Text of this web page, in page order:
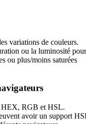
variations de couleurs.
ou la luminosité pour
ou plus/moins saturées
HEX, RGB et HSL.
avoir un support